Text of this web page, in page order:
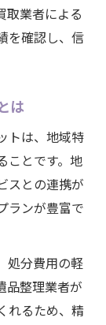
取業者による
を確認し、信
は
トは、地域特
ことです。地
スとの連携が
ランが豊富で
処分費用の軽
品整理業者が
れるため、精